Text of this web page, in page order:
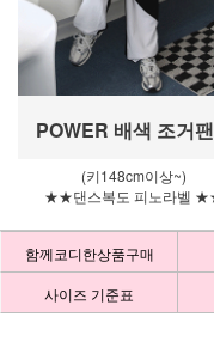
POWER 배색 조거
(키148cm이상~)
★★댄스복도 피노라벨
함께코디한상품구매
사이즈 기준표